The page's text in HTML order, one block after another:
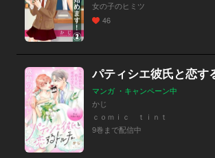
女の子のヒミツ
46
マンガ ・キャンペーン中
かじ
ｃｏｍｉｃ ｔｉｎｔ
9巻まで配信中